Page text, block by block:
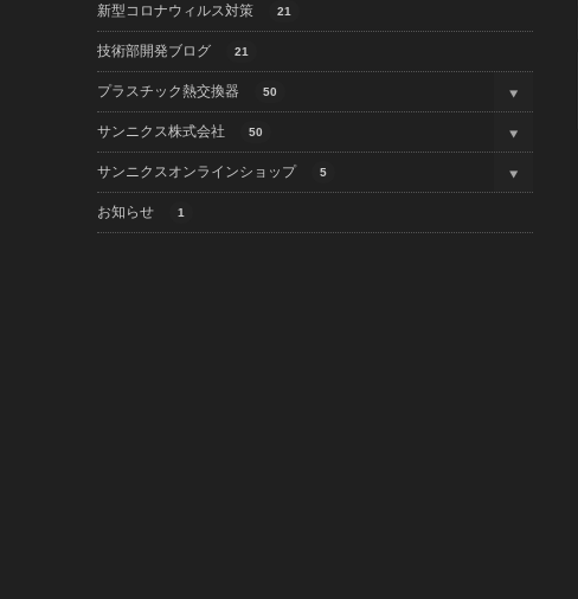
新型コロナウィルス対策 21
技術部開発ブログ 21
プラスチック熱交換器 50
サンニクス株式会社 50
サンニクスオンラインショップ 5
お知らせ 1